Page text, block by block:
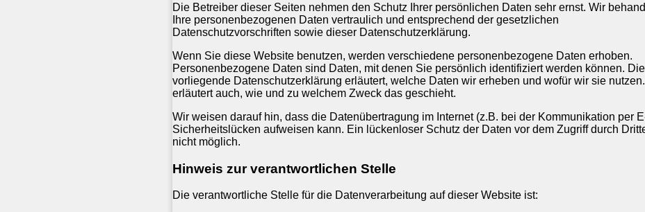
Die Betreiber dieser Seiten nehmen den Schutz Ihrer persönlichen Daten sehr ernst. Wir
Ihre personenbezogenen Daten vertraulich und entsprechend der gesetzlichen
Datenschutzvorschriften sowie dieser Datenschutzerklärung.
Wenn Sie diese Website benutzen, werden verschiedene personenbezogene Daten erhoben.
Personenbezogene Daten sind Daten, mit denen Sie persönlich identifiziert werden können. Die
vorliegende Datenschutzerklärung erläutert, welche Daten wir erheben und wofür wir sie
erläutert auch, wie und zu welchem Zweck das geschieht.
Wir weisen darauf hin, dass die Datenübertragung im Internet (z.B. bei der Kommunikation per
Sicherheitslücken aufweisen kann. Ein lückenloser Schutz der Daten vor dem Zugriff durch
nicht möglich.
Hinweis zur verantwortlichen Stelle
Die verantwortliche Stelle für die Datenverarbeitung auf dieser Website ist: